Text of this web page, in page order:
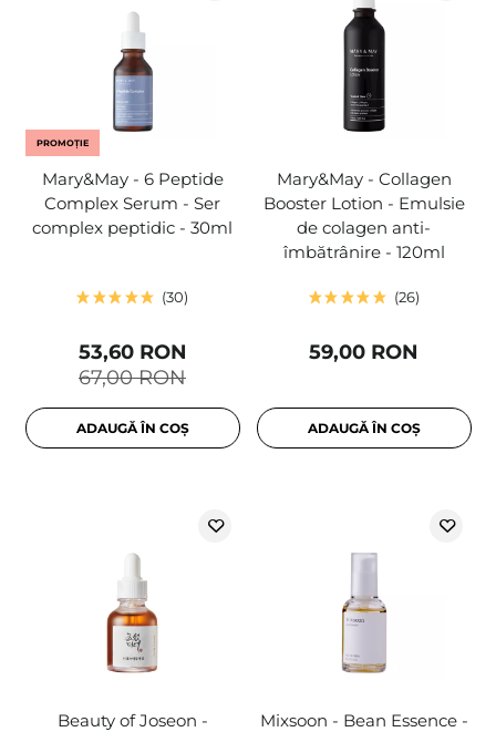
PROMOȚIE
Mary&May - 6 Peptide
Complex Serum - Ser
complex peptidic - 30ml
30
67,00 RON
53,60 RON
ADAUGĂ ÎN COȘ
Mary&May - Collagen
Booster Lotion - Emulsie
de colagen anti-
îmbătrânire - 120ml
26
59,00 RON
ADAUGĂ ÎN COȘ
Beauty of Joseon -
Mixsoon - Bean Essence -